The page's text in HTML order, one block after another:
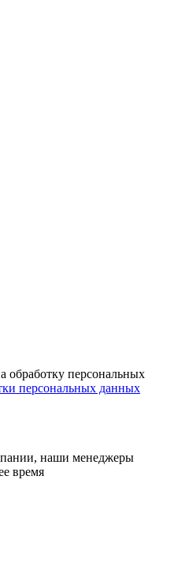
обработку персональных
персональных данных
наши менеджеры
время